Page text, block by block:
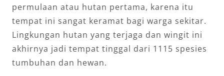
permulaan atau hutan pertama, karena itu
tempat ini sangat keramat bagi warga sekitar.
Lingkungan hutan yang terjaga dan wingit ini
akhirnya jadi tempat tinggal dari 1115 spesies
tumbuhan dan hewan.